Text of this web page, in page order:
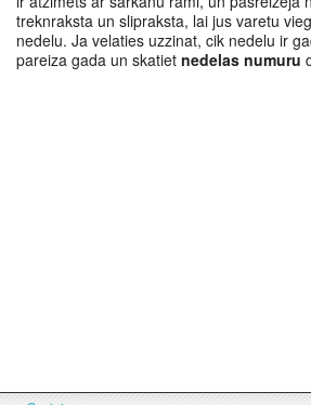
treknraksta un slipraksta, lai jus varetu
nedelu. Ja velaties uzzinat, cik nedelu ir
pareiza gada un skatiet nedelas numuru